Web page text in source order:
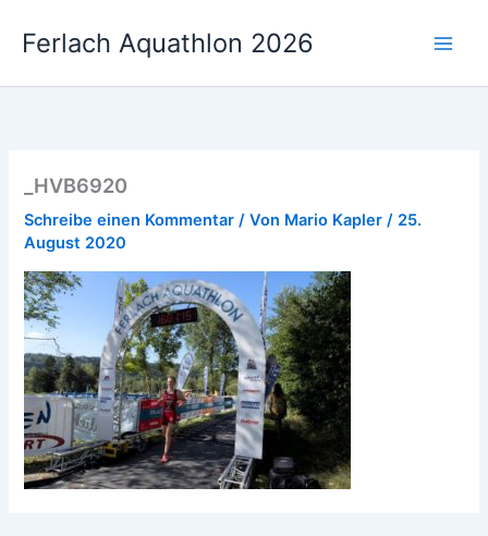
InhaltFerlach Aquathlon 2026
_HVB6920
Schreibe einen Kommentar / Von Mario Kapler/ 25.
August 2020